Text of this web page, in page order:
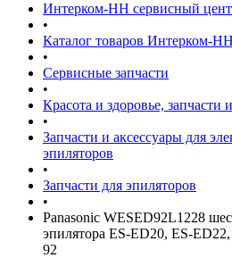
Интерком-НН сервисный
•
Каталог товаров Интерком-НН
•
Сервисные запчасти
•
Красота и здоровье, запчасти
•
Запчасти и аксессуары для
эпиляторов
•
Запчасти для эпиляторов
•
Panasonic WESED92L1228
эпилятора ES-ED20, ES-
92